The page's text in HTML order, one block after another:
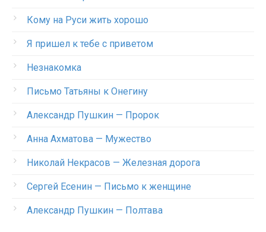
Кому на Руси жить хорошо
Я пришел к тебе с приветом
Незнакомка
Письмо Татьяны к Онегину
Александр Пушкин — Пророк
Анна Ахматова — Мужество
Николай Некрасов — Железная дорога
Сергей Есенин — Письмо к женщине
Александр Пушкин — Полтава